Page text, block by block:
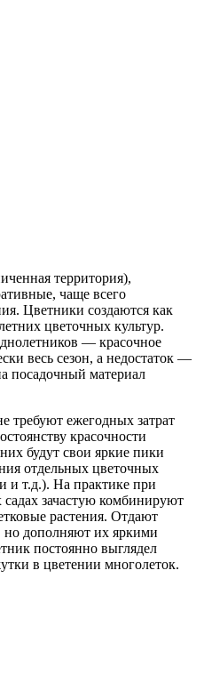
территория),
чаще всего
Цветники создаются как
цветочных культур.
— красочное
весь сезон, а недостаток —
посадочный материал
требуют ежегодных затрат
красочности
будут свои яркие пики
отдельных цветочных
и т.д.). На практике при
зачастую комбинируют
растения. Отдают
но дополняют их яркими
постоянно выглядел
в цветении многолеток.